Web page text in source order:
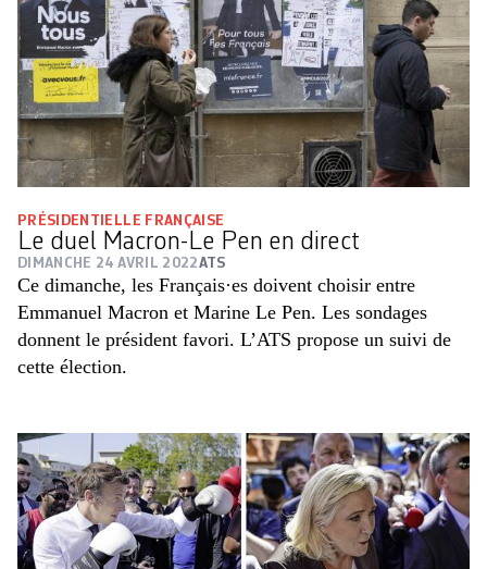
PRÉSIDENTIELLE FRANÇAISE
Le duel Macron-Le Pen en direct
DIMANCHE 24 AVRIL 2022ATS
Ce dimanche, les Français·es doivent choisir entre
Emmanuel Macron et Marine Le Pen. Les sondages
donnent le président favori. L’ATS propose un suivi de
cette élection.